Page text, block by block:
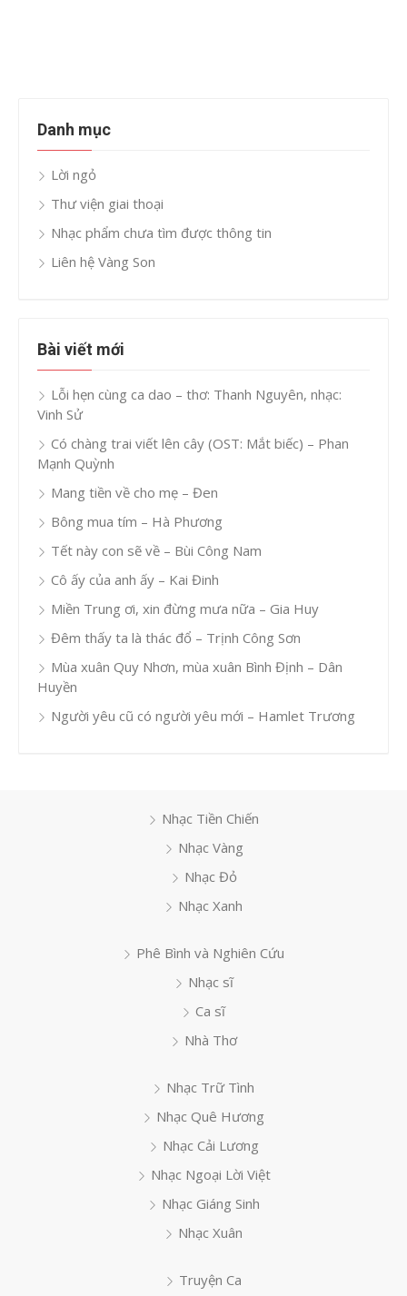
Danh mục
Lời ngỏ
Thư viện giai thoại
Nhạc phẩm chưa tìm được thông tin
Liên hệ Vàng Son
Bài viết mới
Lỗi hẹn cùng ca dao – thơ: Thanh Nguyên, nhạc:
Vinh Sử
Có chàng trai viết lên cây (OST: Mắt biếc) – Phan
Mạnh Quỳnh
Mang tiền về cho mẹ – Đen
Bông mua tím – Hà Phương
Tết này con sẽ về – Bùi Công Nam
Cô ấy của anh ấy – Kai Đinh
Miền Trung ơi, xin đừng mưa nữa – Gia Huy
Đêm thấy ta là thác đổ – Trịnh Công Sơn
Mùa xuân Quy Nhơn, mùa xuân Bình Định – Dân
Huyền
Người yêu cũ có người yêu mới – Hamlet Trương
Nhạc Tiền Chiến
Nhạc Vàng
Nhạc Đỏ
Nhạc Xanh
Phê Bình và Nghiên Cứu
Nhạc sĩ
Ca sĩ
Nhà Thơ
Nhạc Trữ Tình
Nhạc Quê Hương
Nhạc Cải Lương
Nhạc Ngoại Lời Việt
Nhạc Giáng Sinh
Nhạc Xuân
Truyện Ca